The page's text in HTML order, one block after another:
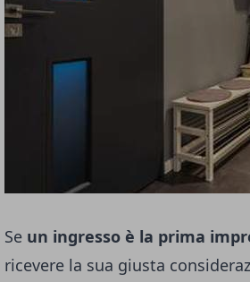
Se un ingresso è la prima
ricevere la sua giusta